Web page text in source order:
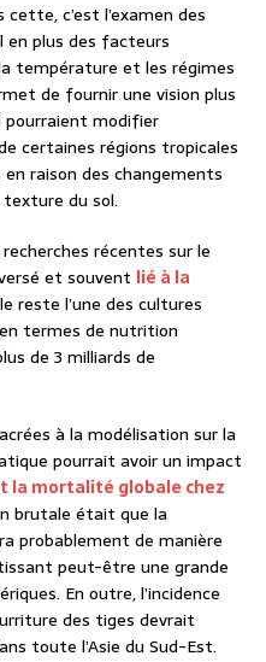
c’est l’examen des
plus des facteurs
température et les régimes
de fournir une vision plus
modifier
certaines régions tropicales
raison des changements
du sol.
récentes sur le
et souvent lié à la
reste l’une des cultures
termes de nutrition
de 3 milliards de
à la modélisation sur la
pourrait avoir un impact
la mortalité globale chez
brutale était que la
probablement de manière
peut-être une grande
En outre, l’incidence
des tiges devrait
toute l’Asie du Sud-Est.